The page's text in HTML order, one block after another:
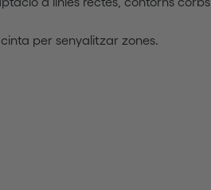
per senyalitzar zones.